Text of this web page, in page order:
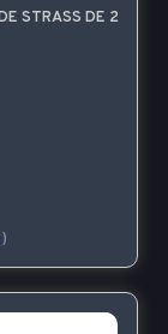
STRASS DE 2